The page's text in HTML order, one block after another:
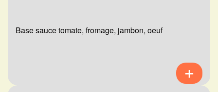
Base sauce tomate, fromage, jambon, oeuf